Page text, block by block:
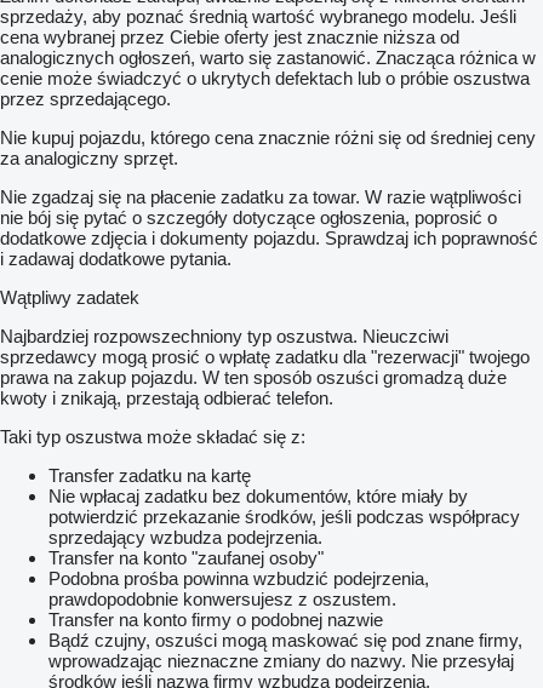
sprzedaży, aby poznać średnią wartość wybranego modelu. Jeśli
cena wybranej przez Ciebie oferty jest znacznie niższa od
analogicznych ogłoszeń, warto się zastanowić. Znacząca różnica w
cenie może świadczyć o ukrytych defektach lub o próbie oszustwa
przez sprzedającego.
Nie kupuj pojazdu, którego cena znacznie różni się od średniej ceny
za analogiczny sprzęt.
Nie zgadzaj się na płacenie zadatku za towar. W razie wątpliwości
nie bój się pytać o szczegóły dotyczące ogłoszenia, poprosić o
dodatkowe zdjęcia i dokumenty pojazdu. Sprawdzaj ich poprawność
i zadawaj dodatkowe pytania.
Wątpliwy zadatek
Najbardziej rozpowszechniony typ oszustwa. Nieuczciwi
sprzedawcy mogą prosić o wpłatę zadatku dla "rezerwacji" twojego
prawa na zakup pojazdu. W ten sposób oszuści gromadzą duże
kwoty i znikają, przestają odbierać telefon.
Taki typ oszustwa może składać się z:
Transfer zadatku na kartę
Nie wpłacaj zadatku bez dokumentów, które miały by
potwierdzić przekazanie środków, jeśli podczas współpracy
sprzedający wzbudza podejrzenia.
Transfer na konto "zaufanej osoby"
Podobna prośba powinna wzbudzić podejrzenia,
prawdopodobnie konwersujesz z oszustem.
Transfer na konto firmy o podobnej nazwie
Bądź czujny, oszuści mogą maskować się pod znane firmy,
wprowadzając nieznaczne zmiany do nazwy. Nie przesyłaj
środków jeśli nazwa firmy wzbudza podejrzenia.